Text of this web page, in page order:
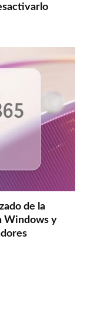
de la
Windows y